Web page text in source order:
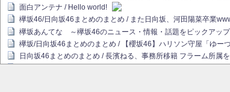
面白アンテナ / Hello world!
欅坂46/日向坂46まとめのまとめ / また日向坂、河田陽菜卒業
欅坂あんてな ～欅坂46のニュース・情報・話題をピックアッ
欅坂/日向坂46まとめのまとめ / 【櫻坂46】ハリソン守屋「ゆー
日向坂46まとめのまとめ / 長濱ねる、事務所移籍 フラーム所属